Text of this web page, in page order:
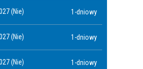
(Nie) 1-dniowy
(Nie) 1-dniowy
(Nie) 1-dniowy